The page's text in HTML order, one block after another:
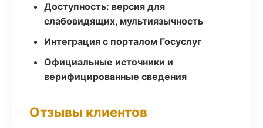
Доступность: версия для
слабовидящих, мультиязычность
Интеграция с порталом Госуслуг
Официальные источники и
верифицированные сведения
Отзывы клиентов